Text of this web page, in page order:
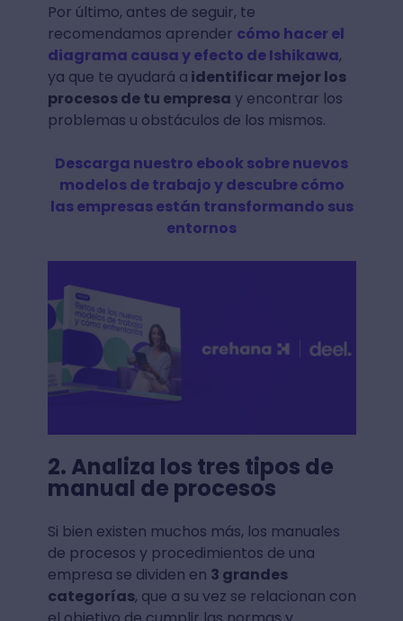
Por último, antes de seguir, te
recomendamos aprender cómo hacer el
diagrama causa y efecto de Ishikawa,
ya que te ayudará a identificar mejor los
procesos de tu empresa y encontrar los
problemas u obstáculos de los mismos.
Descarga nuestro ebook sobre nuevos
modelos de trabajo y descubre cómo
las empresas están transformando sus
entornos
2. Analiza los tres tipos de
manual de procesos
Si bien existen muchos más, los manuales
de procesos y procedimientos de una
empresa se dividen en 3 grandes
categorías, que a su vez se relacionan con